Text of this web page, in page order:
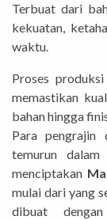
Terbuat dari
kekuatan,
waktu.
Proses
memastikan
bahan hingga
Para pengrajin
temurun
menciptakan
mulai dari yang
dibuat